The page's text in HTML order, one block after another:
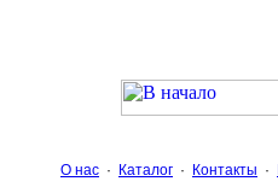
О нас · Каталог · Контакты ·